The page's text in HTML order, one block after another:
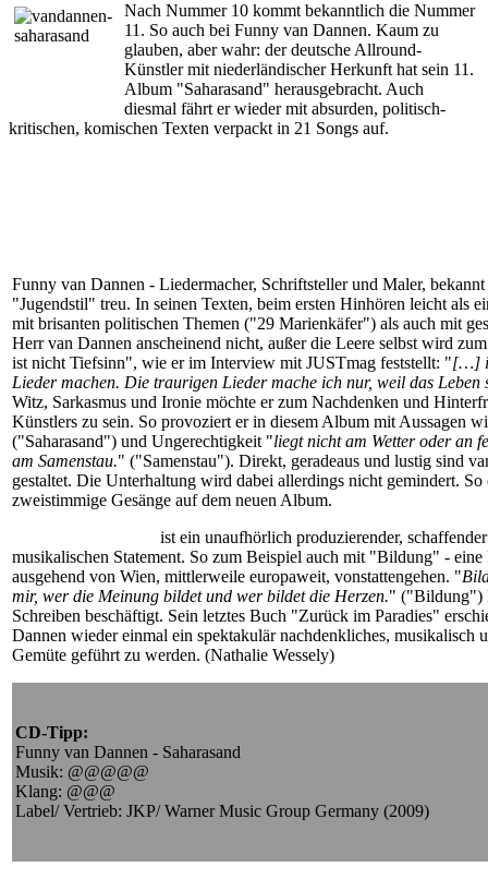
Nach Nummer 10 kommt bekanntlich die Nummer
11. So auch bei Funny van Dannen. Kaum zu
glauben, aber wahr: der deutsche Allround-
Künstler mit niederländischer Herkunft hat sein 11.
Album "Saharasand" herausgebracht. Auch
diesmal fährt er wieder mit absurden, politisch-
kritischen, komischen Texten verpackt in 21 Songs auf.
Funny van Dannen - Liedermacher, Schriftsteller und Maler,
"Jugendstil" treu. In seinen Texten, beim ersten Hinhören leicht als
mit brisanten politischen Themen ("29 Marienkäfer") als auch mit
Herr van Dannen anscheinend nicht, außer die Leere selbst wird
ist nicht Tiefsinn", wie er im Interview mit JUSTmag feststellt: "[…]
Lieder machen. Die traurigen Lieder mache ich nur, weil das
Witz, Sarkasmus und Ironie möchte er zum Nachdenken und
Künstlers zu sein. So provoziert er in diesem Album mit Aussagen
("Saharasand") und Ungerechtigkeit "liegt nicht am Wetter oder an
am Samenstau." ("Samenstau"). Direkt, geradeaus und lustig sind
gestaltet. Die Unterhaltung wird dabei allerdings nicht gemindert.
zweistimmige Gesänge auf dem neuen Album.
ist ein unaufhörlich produzierender,
musikalischen Statement. So zum Beispiel auch mit "Bildung" -
ausgehend von Wien, mittlerweile europaweit, vonstattengehen. "
mir, wer die Meinung bildet und wer bildet die Herzen." ("Bildung")
Schreiben beschäftigt. Sein letztes Buch "Zurück im Paradies"
Dannen wieder einmal ein spektakulär nachdenkliches, musikalisch
Gemüte geführt zu werden. (Nathalie Wessely)
CD-Tipp:
Funny van Dannen - Saharasand
Musik: @@@@@
Klang: @@@
Label/ Vertrieb: JKP/ Warner Music Group Germany (2009)